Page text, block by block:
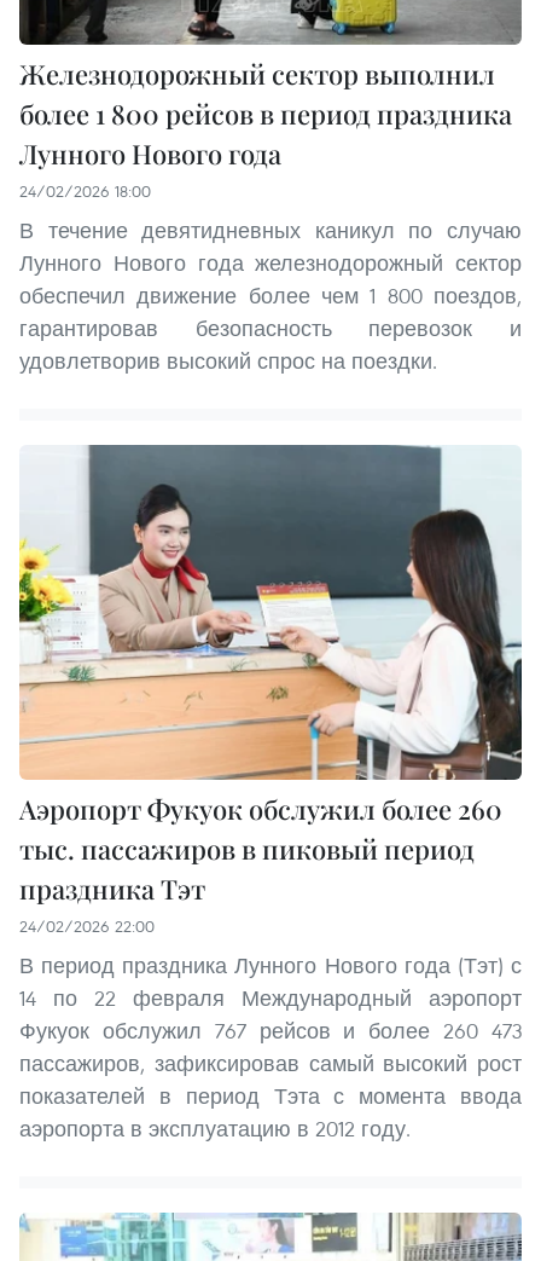
Железнодорожный сектор выполнил
более 1 800 рейсов в период праздника
Лунного Нового года
24/02/2026 18:00
В течение девятидневных каникул по случаю
Лунного Нового года железнодорожный сектор
обеспечил движение более чем 1 800 поездов,
гарантировав безопасность перевозок и
удовлетворив высокий спрос на поездки.
Аэропорт Фукуок обслужил более 260
тыс. пассажиров в пиковый период
праздника Тэт
24/02/2026 22:00
В период праздника Лунного Нового года (Тэт) с
14 по 22 февраля Международный аэропорт
Фукуок обслужил 767 рейсов и более 260 473
пассажиров, зафиксировав самый высокий рост
показателей в период Тэта с момента ввода
аэропорта в эксплуатацию в 2012 году.